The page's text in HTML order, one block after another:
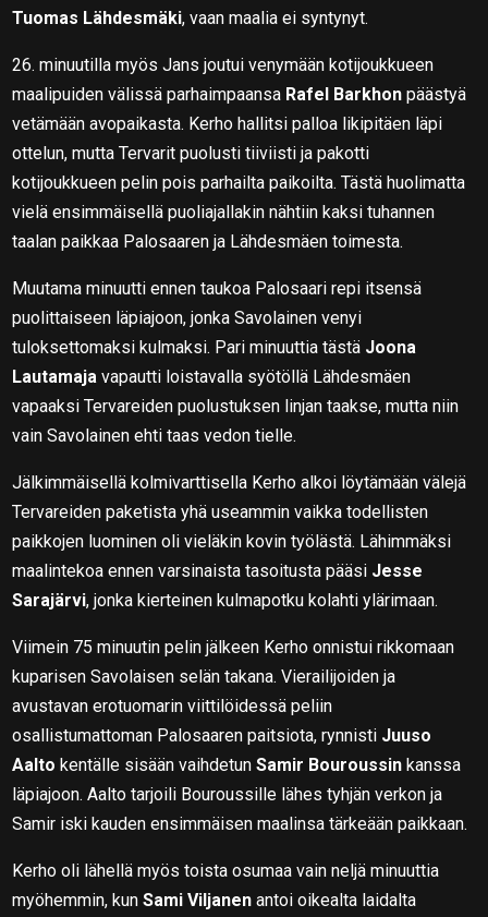
Tuomas Lähdesmäki, vaan maalia ei syntynyt.
26. minuutilla myös Jans joutui venymään kotijoukkueen
maalipuiden välissä parhaimpaansa Rafel Barkhon päästyä
vetämään avopaikasta. Kerho hallitsi palloa likipitäen läpi
ottelun, mutta Tervarit puolusti tiiviisti ja pakotti
kotijoukkueen pelin pois parhailta paikoilta. Tästä huolimatta
vielä ensimmäisellä puoliajallakin nähtiin kaksi tuhannen
taalan paikkaa Palosaaren ja Lähdesmäen toimesta.
Muutama minuutti ennen taukoa Palosaari repi itsensä
puolittaiseen läpiajoon, jonka Savolainen venyi
tuloksettomaksi kulmaksi. Pari minuuttia tästä Joona
Lautamaja vapautti loistavalla syötöllä Lähdesmäen
vapaaksi Tervareiden puolustuksen linjan taakse, mutta niin
vain Savolainen ehti taas vedon tielle.
Jälkimmäisellä kolmivarttisella Kerho alkoi löytämään välejä
Tervareiden paketista yhä useammin vaikka todellisten
paikkojen luominen oli vieläkin kovin työlästä. Lähimmäksi
maalintekoa ennen varsinaista tasoitusta pääsi Jesse
Sarajärvi, jonka kierteinen kulmapotku kolahti ylärimaan.
Viimein 75 minuutin pelin jälkeen Kerho onnistui rikkomaan
kuparisen Savolaisen selän takana. Vierailijoiden ja
avustavan erotuomarin viittilöidessä peliin
osallistumattoman Palosaaren paitsiota, rynnisti Juuso
Aalto kentälle sisään vaihdetunSamir Bouroussin kanssa
läpiajoon. Aalto tarjoili Bouroussille lähes tyhjän verkon ja
Samir iski kauden ensimmäisen maalinsa tärkeään paikkaan.
Kerho oli lähellä myös toista osumaa vain neljä minuuttia
myöhemmin, kunSami Viljanen antoi oikealta laidalta